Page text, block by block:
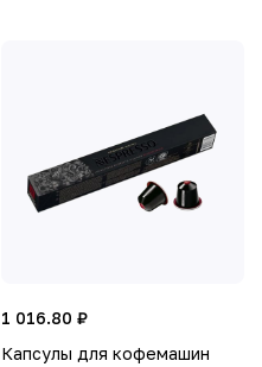
1 016.80 ₽
Капсулы для кофемашин